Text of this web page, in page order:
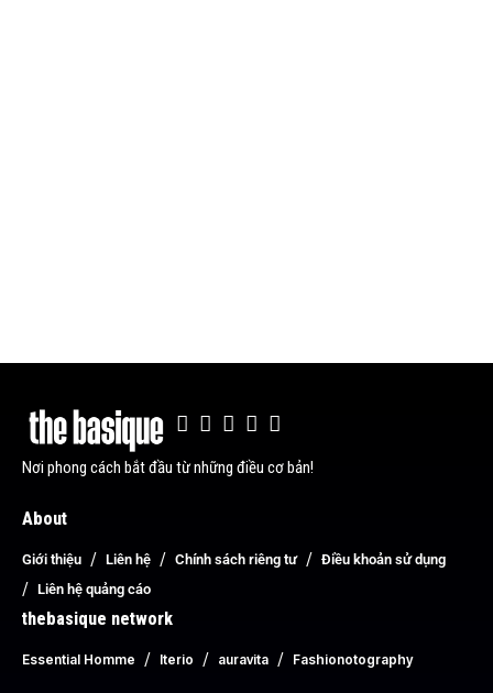
Nơi phong cách bắt đầu từ những điều cơ bản!
About
Giới thiệu Liên hệ Chính sách riêng tư
Điều khoản sử dụng
Liên hệ quảng cáo
thebasique network
Essential Homme Iterio auravita Fashionotography